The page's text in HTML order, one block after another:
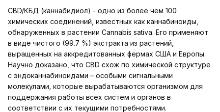
CBD/КБД (каннабидиол) - одно из более чем 100
химических соединений, известных как каннабиноиды,
обнаруженных в растении Cannabis sativa. Его применяют
в виде чистого (99.7 %) экстракта из растений,
выращенных на аккредитованных фермах США и Европы.
Научно доказано, что CBD схож по химической структуре
с эндоканнабиноидами – особыми сигнальными
молекулами, которые вырабатываются организмом для
поддержания работы всех систем и органов в
соответствии с их текущими потребностями.